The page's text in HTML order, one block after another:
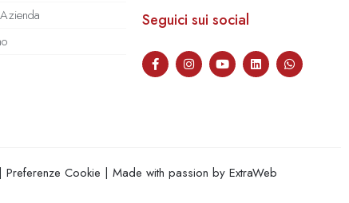
Seguici sui social
| Preferenze Cookie | Made with passion by ExtraWeb